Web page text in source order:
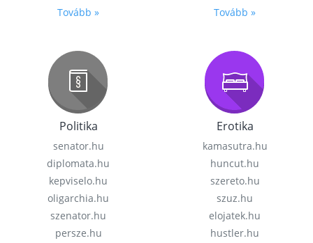
Tovább » Tovább »
Politika
senator.hu
diplomata.hu
kepviselo.hu
oligarchia.hu
szenator.hu
persze.hu
Erotika
kamasutra.hu
huncut.hu
szereto.hu
szuz.hu
elojatek.hu
hustler.hu